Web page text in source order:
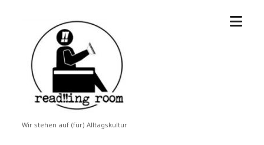
read!!ing
room
Wir stehen auf (für) Alltagskultur
Menü